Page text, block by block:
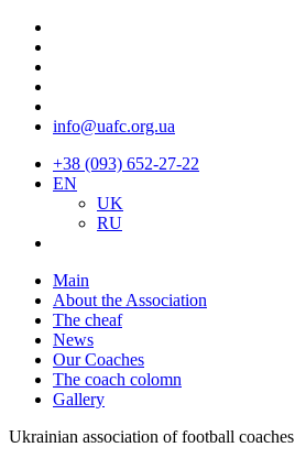
info@uafc.org.ua
+38 (093) 652-27-22
EN
UK
RU
Main
About the Association
The cheaf
News
Our Coaches
The coach colomn
Gallery
Ukrainian association of football coaches